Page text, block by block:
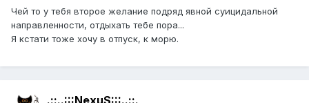
Чей то у тебя второе желание подряд явной суицидальной
направленности, отдыхать тебе пора...
Я кстати тоже хочу в отпуск, к морю.